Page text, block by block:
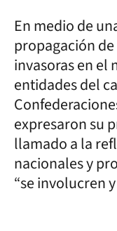
En medio de
propagación
invasoras en el
entidades del
expresaron su
llamado a la
nacionales y
“se involucren